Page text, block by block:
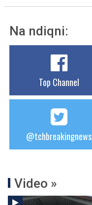
Na ndiqni:
Top Channel
@tchbreakingnews
Video »